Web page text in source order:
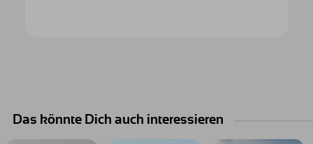
Das könnte Dich auch interessieren